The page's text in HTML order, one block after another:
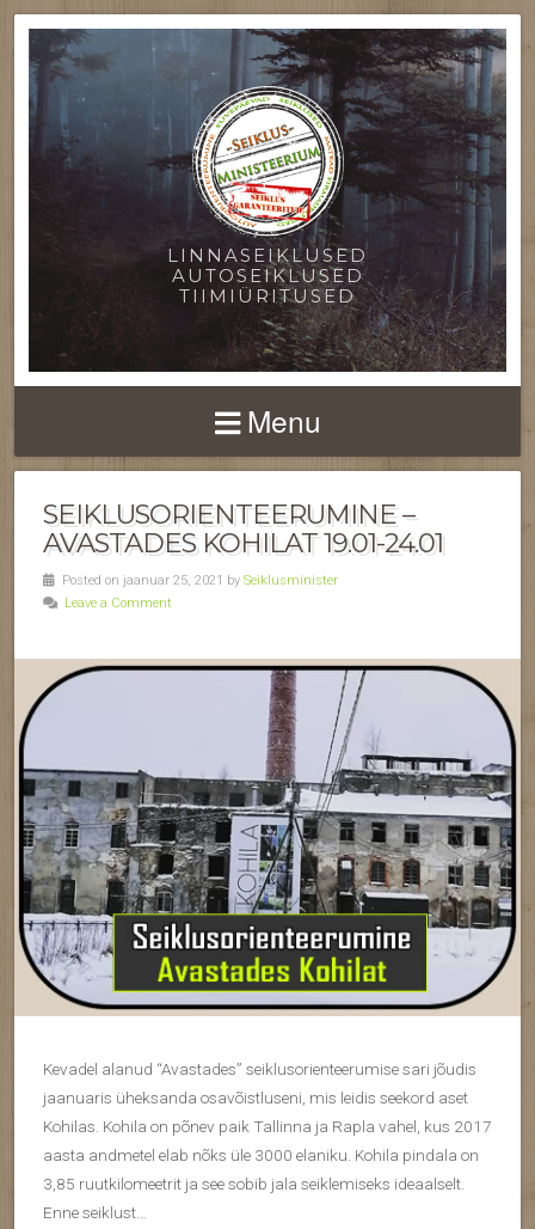
LINNASEIKLUSED
AUTOSEIKLUSED
TIIMIÜRITUSED
Menu
SEIKLUSORIENTEERUMINE –
AVASTADES KOHILAT 19.01-24.01
Posted on jaanuar 25, 2021 by Seiklusminister
Leave a Comment
Kevadel alanud “Avastades” seiklusorienteerumise sari jõudis
jaanuaris üheksanda osavõistluseni, mis leidis seekord aset
Kohilas. Kohila on põnev paik Tallinna ja Rapla vahel, kus 2017
aasta andmetel elab nõks üle 3000 elaniku. Kohila pindala on
3,85 ruutkilomeetrit ja see sobib jala seiklemiseks ideaalselt.
Enne seiklust…